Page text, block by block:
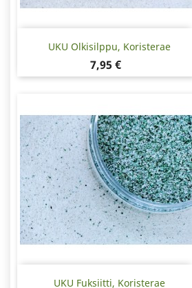
UKU Olkisilppu, Koristerae
Hinta
7,95 €
UKU Fuksiitti, Koristerae